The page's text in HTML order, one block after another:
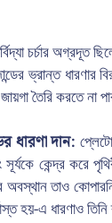
চর্চার অগ্রদূত
ভ্রান্ত
তৈরি করতে না
ধারণা দান:
কেন্দ্র করে
তাও
হয়-এ ধারণাও